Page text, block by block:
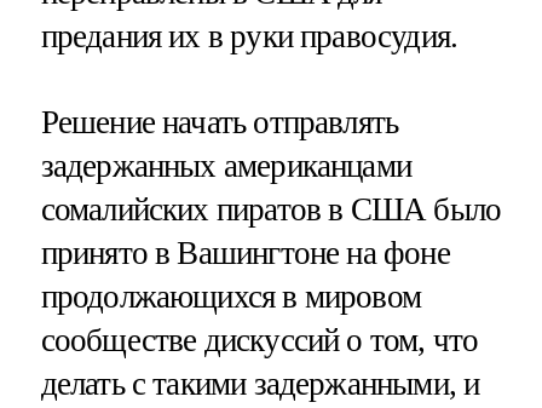
предания их в руки правосудия.
Решение начать отправлять
задержанных американцами
сомалийских пиратов в США было
принято в Вашингтоне на фоне
продолжающихся в мировом
сообществе дискуссий о том, что
делать с такими задержанными, и